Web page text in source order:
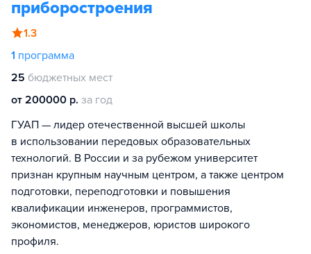
приборостроения
1.3
1 программа
25 бюджетных мест
от 200000 р. за год
ГУАП — лидер отечественной высшей школы
в использовании передовых образовательных
технологий. В России и за рубежом университет
признан крупным научным центром, а также центром
подготовки, переподготовки и повышения
квалификации инженеров, программистов,
экономистов, менеджеров, юристов широкого
профиля.